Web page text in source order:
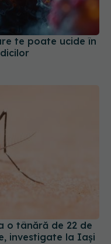
te poate ucide în
o tânără de 22 de
investigate la Iași